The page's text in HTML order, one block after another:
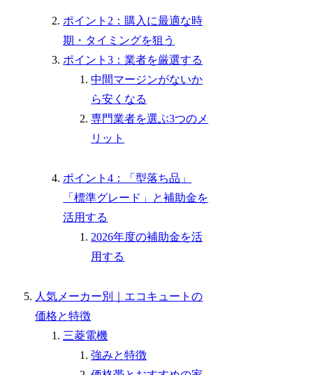
ポイント2：購入に最適な時
期・タイミングを狙う
ポイント3：業者を厳選する
中間マージンがないか
ら安くなる
専門業者を選ぶ3つのメ
リット
ポイント4：「型落ち品」
「標準グレード」と補助金を
活用する
2026年度の補助金を活
用する
人気メーカー別｜エコキュートの
価格と特徴
三菱電機
強みと特徴